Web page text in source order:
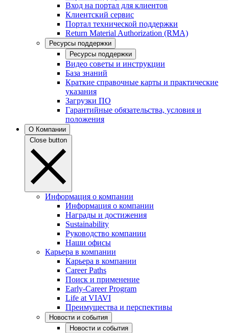
Вход на портал для клиентов
Клиентский сервис
Портал технической поддержки
Return Material Authorization (RMA)
Ресурсы поддержки
Ресурсы поддержки
Видео советы и инструкции
База знаний
Краткие справочные карты и практические
указания
Загрузки ПО
Гарантийные обязательства, условия и
положения
О Компании
Close button
Информация о компании
Информация о компании
Награды и достижения
Sustainability
Руководство компании
Наши офисы
Карьера в компании
Карьера в компании
Career Paths
Поиск и применение
Early-Career Program
Life at VIAVI
Преимущества и перспективы
Новости и события
Новости и события